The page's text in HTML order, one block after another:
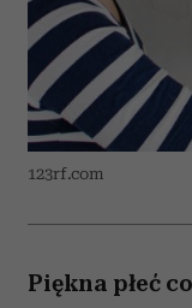
123rf.com
Piękna płeć